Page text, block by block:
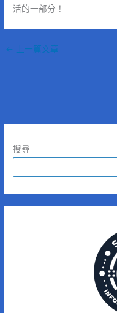
活的一部分！
← 上一篇文章
搜尋